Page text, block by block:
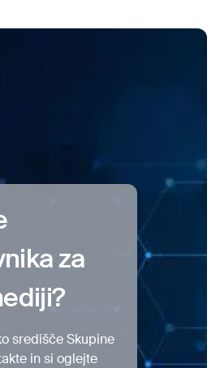
za
središče Skupine
in si oglejte